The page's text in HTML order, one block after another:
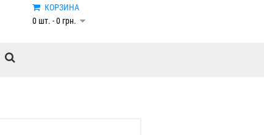
КОРЗИНА
0 шт. - 0 грн.